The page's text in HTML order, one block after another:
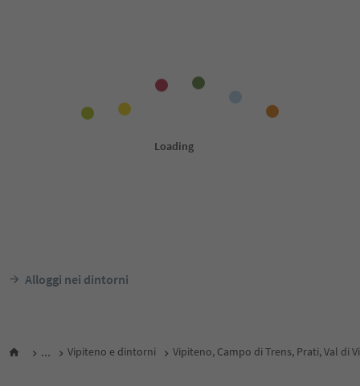
Alloggi nei dintorni
... Vipiteno e dintorni Vipiteno, Campo di Trens, Prati, Val di